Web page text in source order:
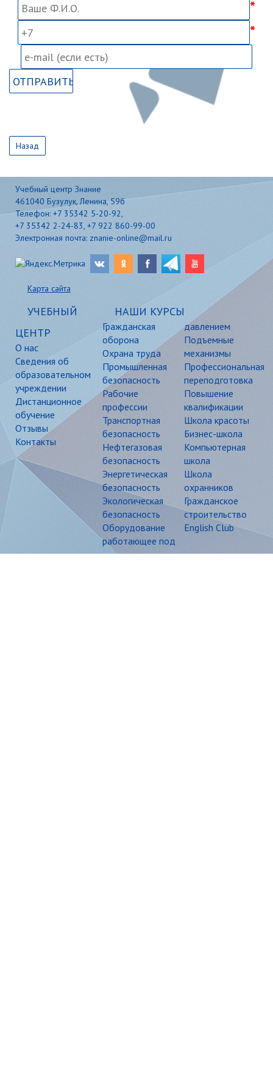
Назад
Учебный центр Знание
461040 Бузулук, Ленина, 59б
Телефон: +7 35342 5-20-92,
+7 35342 2-24-83, +7 922 860-99-00
Электронная почта: znanie-online@mail.ru
Карта сайта
УЧЕБНЫЙ
ЦЕНТР
О нас
Сведения об
образовательном
учреждении
Дистанционное
обучение
Отзывы
Контакты
НАШИ КУРСЫ
Гражданская
оборона
Охрана труда
Промышленная
безопасность
Рабочие
профессии
Транспортная
безопасность
Нефтегазовая
безопасность
Энергетическая
безопасность
Экологическая
безопасность
Оборудование
работающее под
давлением
Подъемные
механизмы
Профессиональная
переподготовка
Повышение
квалификации
Школа красоты
Бизнес-школа
Компьютерная
школа
Школа
охранников
Гражданское
строительство
English Club